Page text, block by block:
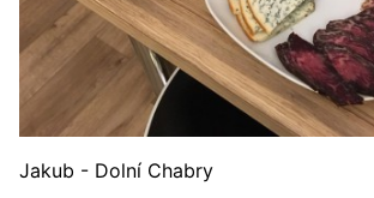
Jakub - Dolní Chabry